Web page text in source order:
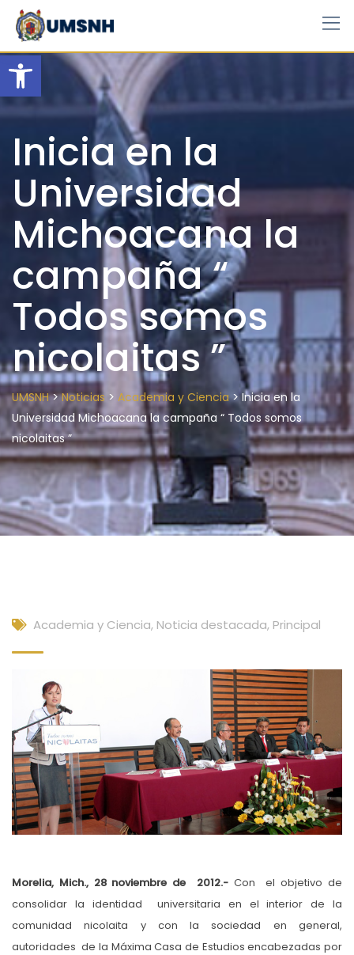
Open toolbar
Skip
content
Inicia en la
Universidad
Michoacana la
campaña “
Todos somos
nicolaitas ”
UMSNH>Noticias > Academia y Ciencia>Inicia en la
Universidad Michoacana la campaña “ Todos somos
nicolaitas ”
Academia y Ciencia, Noticia destacada, Principal
Morelia, Mich., 28 noviembre de 2012.- Con el objetivo de
consolidar la identidad universitaria en el interior de la
comunidad nicolaita y con la sociedad en general,
autoridades de la Máxima Casa de Estudios encabezadas por